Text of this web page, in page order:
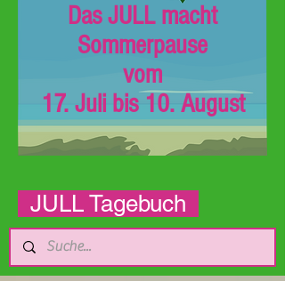
Das JULL macht
Sommerpause
vom
17. Juli bis 10. August
JULL Tagebuch